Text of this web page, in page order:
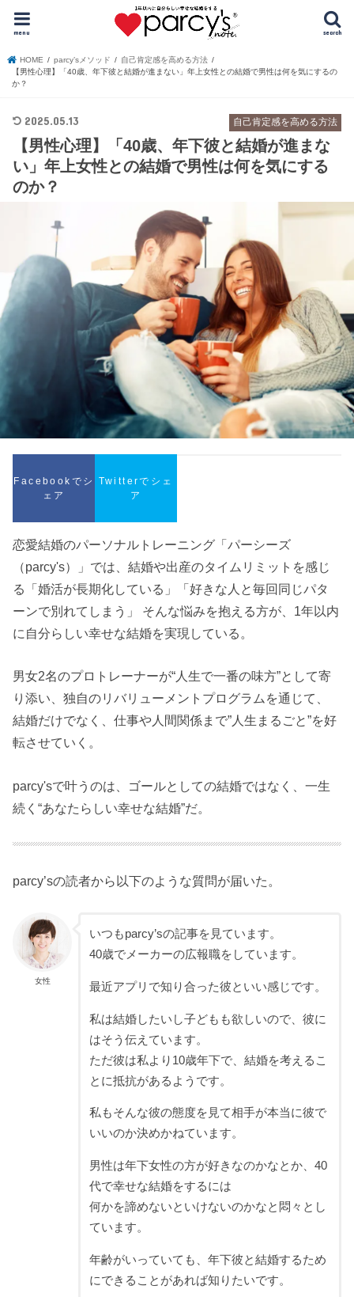
search
menu
HOME parcy’sメソッド
自己肯定感を高める方法
【男性心理】「40歳、年下彼と結婚が進まない」年上女性との結婚で男性は何を気にするの
か？
自己肯定感を高める方法
2025.05.13
【男性心理】「40歳、年下彼と結婚が進まな
い」年上女性との結婚で男性は何を気にする
のか？
Facebookでシ
ェア
Twitterでシェ
ア
恋愛結婚のパーソナルトレーニング「パーシーズ
（parcy's）」では、結婚や出産のタイムリミットを感じ
る「婚活が長期化している」「好きな人と毎回同じパタ
ーンで別れてしまう」 そんな悩みを抱える方が、1年以内
に自分らしい幸せな結婚を実現している。
男女2名のプロトレーナーが“人生で一番の味方”として寄
り添い、独自のリバリューメントプログラムを通じて、
結婚だけでなく、仕事や人間関係まで”人生まるごと”を好
転させていく。
parcy'sで叶うのは、ゴールとしての結婚ではなく、一生
続く“あなたらしい幸せな結婚”だ。
parcy’sの読者から以下のような質問が届いた。
女性
いつもparcy’sの記事を見ています。
40歳でメーカーの広報職をしています。
最近アプリで知り合った彼といい感じです。
私は結婚したいし子どもも欲しいので、彼に
はそう伝えています。
ただ彼は私より10歳年下で、結婚を考えるこ
とに抵抗があるようです。
私もそんな彼の態度を見て相手が本当に彼で
いいのか決めかねています。
男性は年下女性の方が好きなのかなとか、40
代で幸せな結婚をするには
何かを諦めないといけないのかなと悶々とし
ています。
年齢がいっていても、年下彼と結婚するため
にできることがあれば知りたいです。